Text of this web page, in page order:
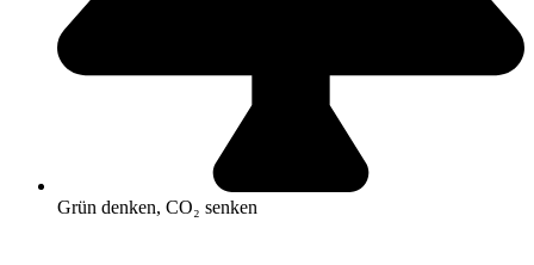
Grün denken, CO₂ senken